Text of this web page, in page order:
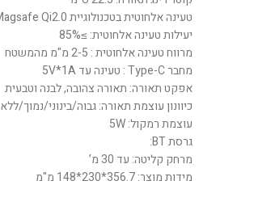
טעינה אלחוטית בטכנולוגיית Magsafe Qi2.0 עד 15W
יעילות טעינה אלחוטית: ≥85%
מרווח טעינה אלחוטית : 2-5 מ"מ מהמשטח
מחבר Type-C : טעינה עד 5V*1A
אפקט תאורה: תאורה צהובה, לבנה וטבעית
כיוונון עוצמת תאורה: גבוה/בינוני/נמוך/ללא
עוצמת רמקול: 5W
גרסת BT:
מרחק קליטה: עד 30 מ’
מידות מוצר: 356.7*230*148 מ"מ